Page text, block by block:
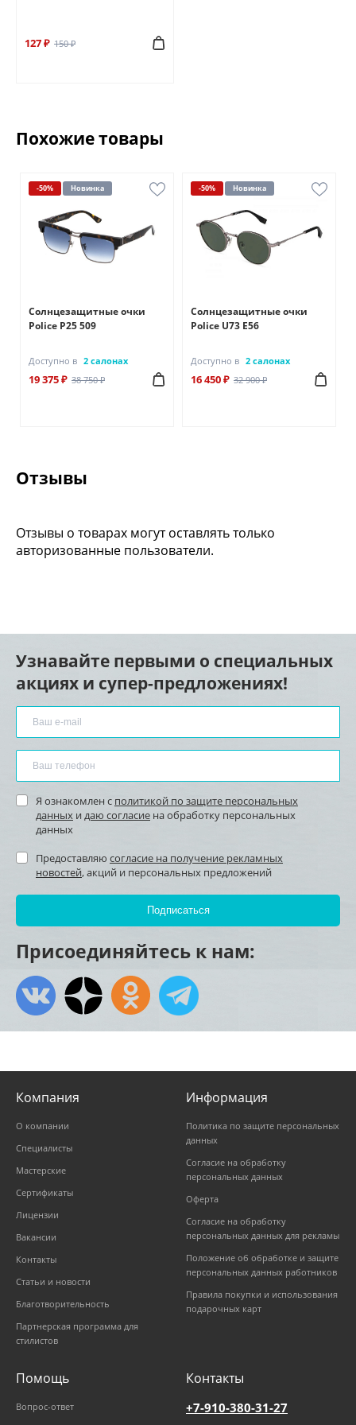
127 ₽ 150 ₽
Похожие товары
-50% Новинка
Солнцезащитные очки
Police P25 509
Доступно в 2 салонах
19 375 ₽ 38 750 ₽
-50% Новинка
Солнцезащитные очки
Police U73 E56
Доступно в 2 салонах
16 450 ₽ 32 900 ₽
Отзывы
Отзывы о товарах могут оставлять только
авторизованные пользователи.
Узнавайте первыми о специальных
акциях и супер-предложениях!
Я ознакомлен с политикой по защите персональных
данных и даю согласие на обработку персональных
данных
Предоставляю согласие на получение рекламных
новостей, акций и персональных предложений
Присоединяйтесь к нам:
Компания
О компании
Специалисты
Мастерские
Сертификаты
Лицензии
Вакансии
Контакты
Статьи и новости
Благотворительность
Партнерская программа для
стилистов
Информация
Политика по защите персональных
данных
Согласие на обработку
персональных данных
Оферта
Согласие на обработку
персональных данных для рекламы
Положение об обработке и защите
персональных данных работников
Правила покупки и использования
подарочных карт
Помощь
Вопрос-ответ
Контакты
+7-910-380-31-27